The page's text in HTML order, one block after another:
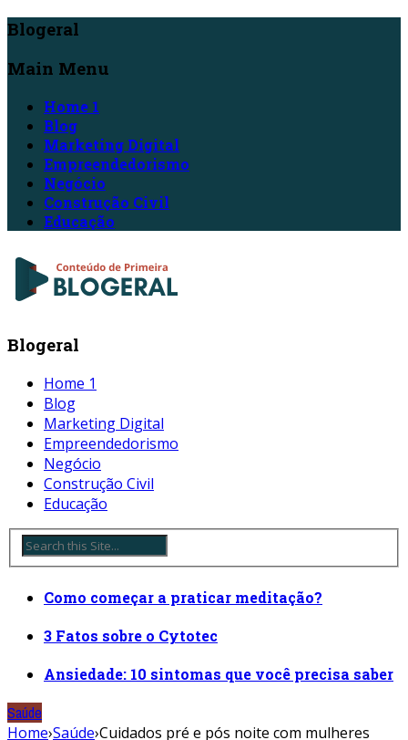
Blogeral
Main Menu
Home 1
Blog
Marketing Digital
Empreendedorismo
Negócio
Construção Civil
Educação
Blogeral
Home 1
Blog
Marketing Digital
Empreendedorismo
Negócio
Construção Civil
Educação
Como começar a praticar meditação?
3 Fatos sobre o Cytotec
Ansiedade: 10 sintomas que você precisa saber
Saúde
Home›Saúde›Cuidados pré e pós noite com mulheres